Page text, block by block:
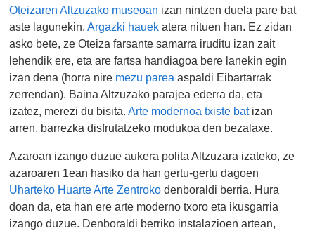
Oteizaren Altzuzako museoan izan nintzen duela pare bat
aste lagunekin.Argazki hauek atera nituen han. Ez zidan
asko bete, ze Oteiza farsante samarra iruditu izan zait
lehendik ere, eta are fartsa handiagoa bere lanekin egin
izan dena (horra nire mezu parea aspaldi Eibartarrak
zerrendan). Baina Altzuzako parajea ederra da, eta
izatez, merezi du bisita.Arte modernoa txiste batizan
arren, barrezka disfrutatzeko modukoa den bezalaxe.
Azaroan izango duzue aukera polita Altzuzara izateko, ze
azaroaren 1ean hasiko da han gertu-gertu dagoen
Uharteko Huarte Arte Zentroko denboraldi berria. Hura
doan da, eta han ere arte moderno txoro eta ikusgarria
izango duzue. Denboraldi berriko instalazioen artean,